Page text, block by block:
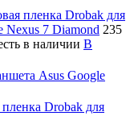
пленка Drobak для
Nexus 7 Diamond 235
в наличии В
Asus Google
пленка Drobak для